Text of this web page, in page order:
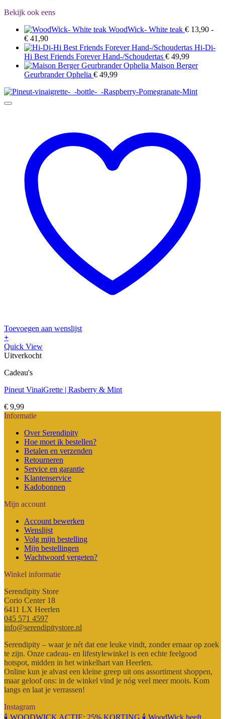
Bekijk ook eens
WoodWick- White teak € 13,90 -
€ 41,90Prijsklasse:
€ 13,90
tot
€ 41,90
Hi-Di-
Hi Best Friends Forever Hand-/Schoudertas € 49,99
Maison Berger
Geurbrander Ophelia € 49,99
Toevoegen aan wenslijst
+
Quick View
Uitverkocht
Cadeau's
Pineut VinaiGrette | Rasberry & Mint
€ 9,99
Informatie
Over Serendipity
Hoe moet ik bestellen?
Betalen en verzenden
Retourneren
Service en garantie
Klantenservice
Kadobonnen
Mijn account
Account bewerken
Wenslijst
Volg mijn bestelling
Mijn bestellingen
Wachtwoord vergeten?
Winkel informatie
Serendipity Store
Corio Center 18
6411 LX Heerlen
045 571 4597
info@serendipitystore.nl
Serendipity – waar je nét dat ene leuke vindt, zonder ernaar op zoek
te zijn. Onze cadeau- en lifestylewinkel is een echte feelgood
hotspot, midden in het winkelhart van Heerlen.
Online kun je alvast een kleine greep uit ons assortiment shoppen,
maar geloof ons: in de winkel vind je nóg veel meer moois. Kom
langs en laat je verrassen!
Instagram
🕯️ WOODWICK ACTIE: 25% KORTING 🕯️ WoodWick heeft